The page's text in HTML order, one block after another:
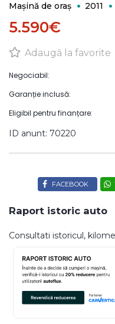
Mașină de oraș 2011
5.590€
Adaugă la favorite
Negociabil:
Garanție inclusă:
Eligibil pentru finanțare:
ID anunt: 70220
FACEBOOK
Raport istoric auto
Consultati istoricul,